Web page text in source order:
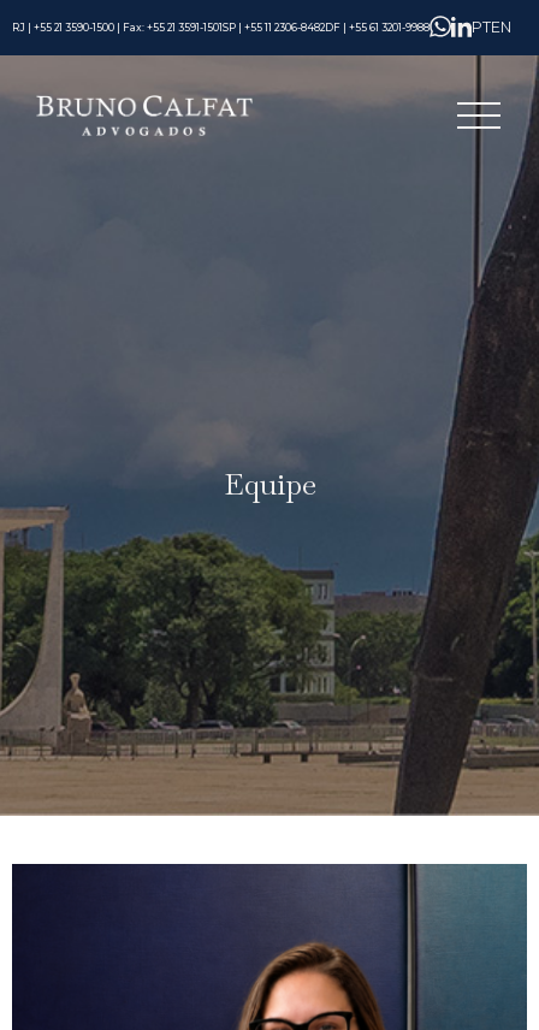
RJ | +55 21 3590-1500 | Fax: +55 21 3591-1501SP | +55 11 2306-8482 DF | +55 61 3201-9988 PTEN
Equipe